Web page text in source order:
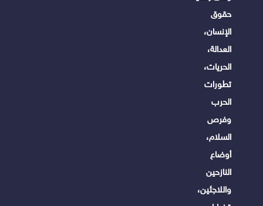
حقوق
الإنسان،
العدالة،
الحريات،
تطورات
الحرب
وفرص
السلام،
أوضاع
النازحين
واللاجئين،